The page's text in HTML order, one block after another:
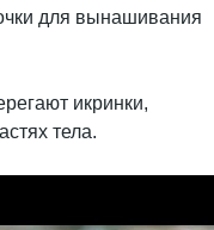
для вынашивания